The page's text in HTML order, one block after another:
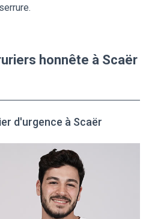
honnête à Scaër
d'urgence à Scaër